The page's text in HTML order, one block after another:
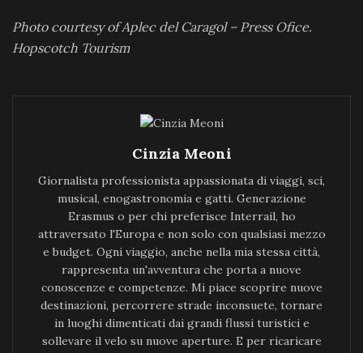
Photo courtesy of Aplec del Caragol – Press Ofice.
Hopscotch Tourism
Cinzia Meoni
Giornalista professionista appassionata di viaggi, sci,
musical, enogastronomia e gatti. Generazione
Erasmus o per chi preferisce Interrail, ho
attraversato l'Europa e non solo con qualsiasi mezzo
e budget. Ogni viaggio, anche nella mia stessa città,
rappresenta un'avventura che porta a nuove
conoscenze e competenze. Mi piace scoprire nuove
destinazioni, percorrere strade inconsuete, tornare
in luoghi dimenticati dai grandi flussi turistici e
sollevare il velo su nuove aperture. E per ricaricare